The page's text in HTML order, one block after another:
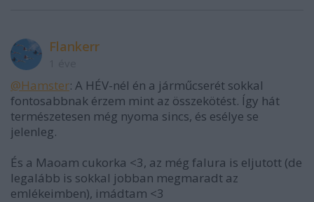
Flankerr
@Hamster: A HÉV-nél én a járműcserét sokkal
fontosabbnak érzem mint az összekötést. Így hát
természetesen még nyoma sincs, és esélye se
jelenleg.
És a Maoam cukorka <3, az még falura is eljutott (de
legalább is sokkal jobban megmaradt az
emlékeimben), imádtam <3